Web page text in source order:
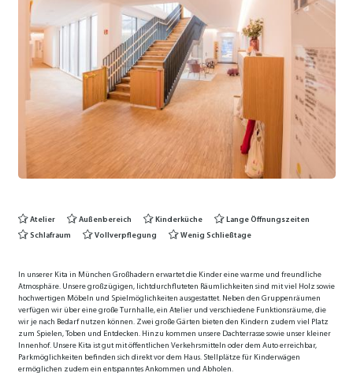
Atelier Außenbereich Kinderküche
Lange Öffnungszeiten
Schlafraum
Vollverpflegung Wenig Schließtage
In unserer Kita in München Großhadern erwartet die Kinder eine warme und freundliche
Atmosphäre. Unsere großzügigen, lichtdurchfluteten Räumlichkeiten sind mit viel Holz sowie
hochwertigen Möbeln und Spielmöglichkeiten ausgestattet. Neben den Gruppenräumen
verfügen wir über eine große Turnhalle, ein Atelier und verschiedene Funktionsräume, die
wir je nach Bedarf nutzen können. Zwei große Gärten bieten den Kindern zudem viel Platz
zum Spielen, Toben und Entdecken. Hinzu kommen unsere Dachterrasse sowie unser kleiner
Innenhof. Unsere Kita ist gut mit öffentlichen Verkehrsmitteln oder dem Auto erreichbar,
Parkmöglichkeiten befinden sich direkt vor dem Haus. Stellplätze für Kinderwägen
ermöglichen zudem ein entspanntes Ankommen und Abholen.